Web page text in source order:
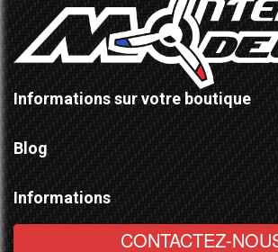
Informations sur votre boutique
Blog
Informations
CONTACTEZ-